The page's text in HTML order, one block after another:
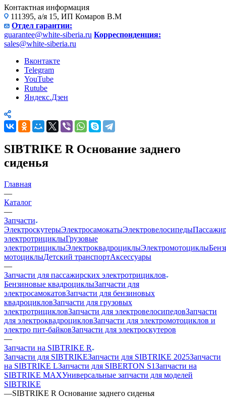
Контактная информация
111395, а/я 15, ИП Комаров В.М
Отдел гарантии:
guarantee@white-siberia.ru Корреспонденция:
sales@white-siberia.ru
Вконтакте
Telegram
YouTube
Rutube
Яндекс.Дзен
SIBTRIKE R Основание заднего
сиденья
Главная
—
Каталог
—
Запчасти
ЭлектроскутерыЭлектросамокатыЭлектровелосипеды
электротрициклыГрузовые
электротрициклыЭлектроквадроциклыЭлектромотоциклы
мотоциклыДетский транспортАксессуары
—
Запчасти для пассажирских электротрициклов
Бензиновые квадроциклыЗапчасти для
электросамокатовЗапчасти для бензиновых
квадроцикловЗапчасти для грузовых
электротрицикловЗапчасти для электровелосипедовЗапчасти
для электроквадроцикловЗапчасти для электромотоциклов и
электро пит-байковЗапчасти для электроскутеров
—
Запчасти на SIBTRIKE R
Запчасти для SIBTRIKEЗапчасти для SIBTRIKE 2025Запчасти
на SIBTRIKE LЗапчасти для SIBERTON S1Запчасти на
SIBTRIKE MAXУниверсальные запчасти для моделей
SIBTRIKE
—SIBTRIKE R Основание заднего сиденья